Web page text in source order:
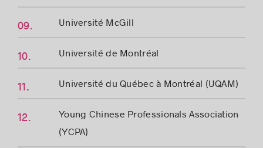
Université McGill
Université de Montréal
Université du Québec à Montréal (UQAM)
Young Chinese Professionals Association
(YCPA)